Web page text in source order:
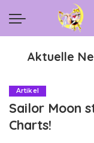
Aktuelle
Artikel
Sailor Moon
Charts!